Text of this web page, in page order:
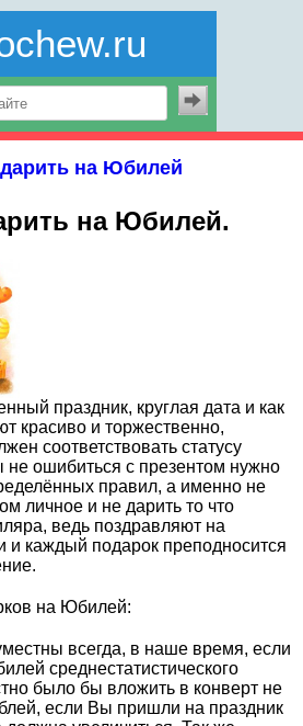
на Юбилей
на Юбилей.
праздник, круглая дата и как
красиво и торжественно,
соответствовать статусу
ошибиться с презентом нужно
правил, а именно не
личное и не дарить то что
ведь поздравляют на
и каждый подарок преподносится
на Юбилей:
всегда, в наше время, если
среднестатистического
было бы вложить в конверт не
если Вы пришли на праздник